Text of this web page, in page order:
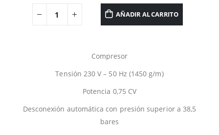
AÑADIR AL CARRITO
Compresor
Tensión 230 V – 50 Hz (1450 g/m)
Potencia 0,75 CV
Desconexión automática con presión superior a 38,5
bares